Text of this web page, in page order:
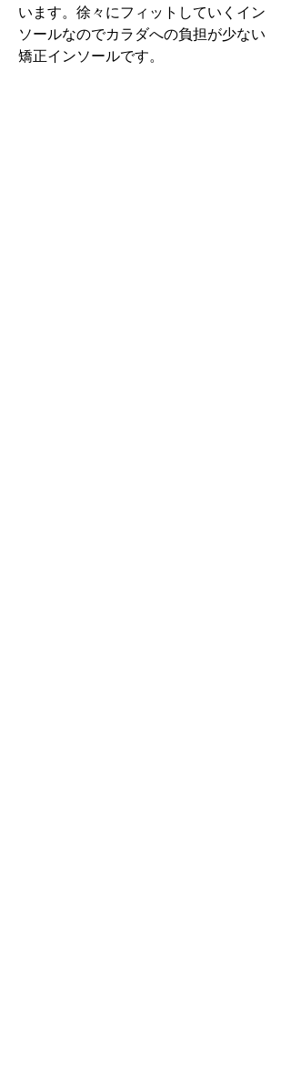
います。徐々にフィットしていくイン
ソールなのでカラダへの負担が少ない
矯正インソールです。